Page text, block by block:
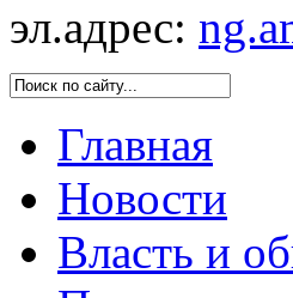
эл.адрес:
Главная
Новости
Власть и